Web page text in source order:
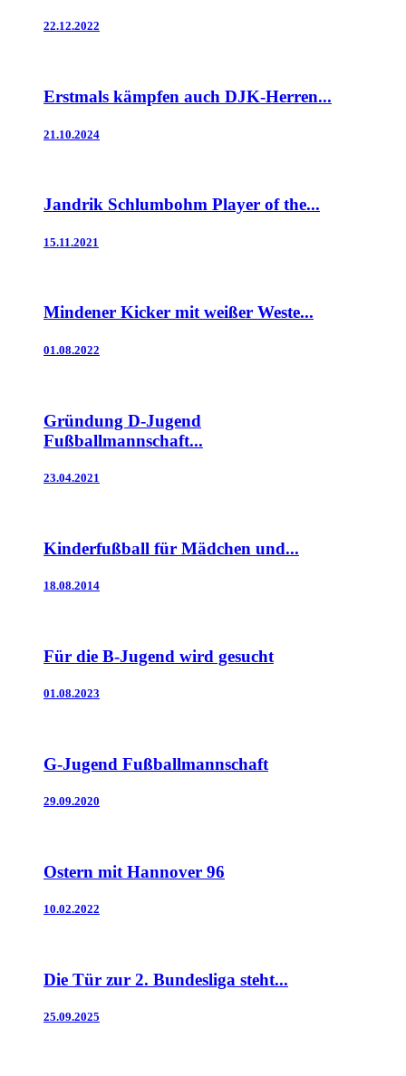
22.12.2022
Erstmals kämpfen auch DJK-Herren...
21.10.2024
Jandrik Schlumbohm Player of the...
15.11.2021
Mindener Kicker mit weißer Weste...
01.08.2022
Gründung D-Jugend
Fußballmannschaft...
23.04.2021
Kinderfußball für Mädchen und...
18.08.2014
Für die B-Jugend wird gesucht
01.08.2023
G-Jugend Fußballmannschaft
29.09.2020
Ostern mit Hannover 96
10.02.2022
Die Tür zur 2. Bundesliga steht...
25.09.2025